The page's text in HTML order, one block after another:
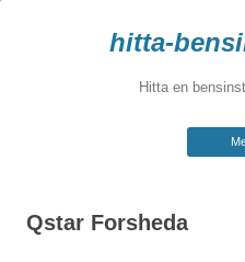
hitta-
Hitta en
Qstar Forsheda